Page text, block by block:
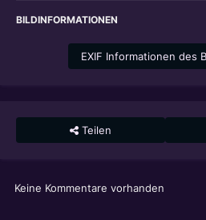
BILDINFORMATIONEN
EXIF Informationen des
Teilen
Keine Kommentare vorhanden